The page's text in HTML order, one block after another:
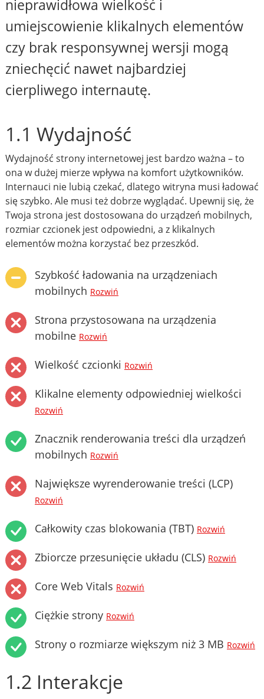
nieprawidłowa wielkość i
umiejscowienie klikalnych elementów
czy brak responsywnej wersji mogą
zniechęcić nawet najbardziej
cierpliwego internautę.
1.1 Wydajność
Wydajność strony internetowej jest bardzo ważna – to
ona w dużej mierze wpływa na komfort użytkowników.
Internauci nie lubią czekać, dlatego witryna musi ładować
się szybko. Ale musi też dobrze wyglądać. Upewnij się, że
Twoja strona jest dostosowana do urządzeń mobilnych,
rozmiar czcionek jest odpowiedni, a z klikalnych
elementów można korzystać bez przeszkód.
Szybkość ładowania na urządzeniach
mobilnych Rozwiń
Strona przystosowana na urządzenia
mobilne Rozwiń
Wielkość czcionki Rozwiń
Klikalne elementy odpowiedniej wielkości
Rozwiń
Znacznik renderowania treści dla urządzeń
mobilnych Rozwiń
Największe wyrenderowanie treści (LCP)
Rozwiń
Całkowity czas blokowania (TBT) Rozwiń
Zbiorcze przesunięcie układu (CLS) Rozwiń
Core Web Vitals Rozwiń
Ciężkie strony Rozwiń
Strony o rozmiarze większym niż 3 MB Rozwiń
1.2 Interakcje